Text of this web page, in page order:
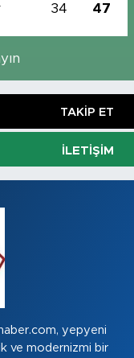
34 47
TAKIP ET
İLETIŞIM
yepyeni
ve modernizmi bir